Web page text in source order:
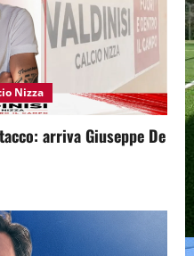
Nizza
arriva Giuseppe De